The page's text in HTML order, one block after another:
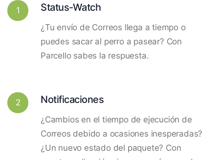
1 Status-Watch
¿Tu envío de Correos llega a tiempo o
puedes sacar al perro a pasear? Con
Parcello sabes la respuesta.
2 Notificaciones
¿Cambios en el tiempo de ejecución de
Correos debido a ocasiones inesperadas?
¿Un nuevo estado del paquete? Con